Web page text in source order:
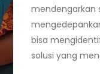
mendengarkan
bisa
solusi yang